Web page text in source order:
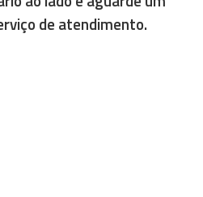
de atendimento.